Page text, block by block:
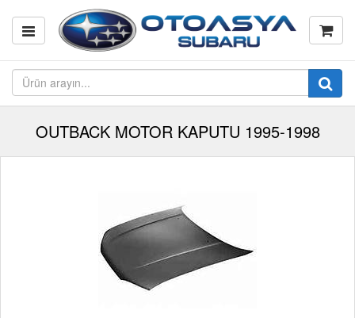
OUTBACK MOTOR KAPUTU 1995-1998